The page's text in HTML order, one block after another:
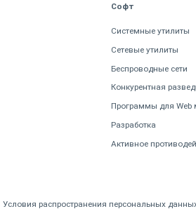
Софт
Системные утилиты
Сетевые утилиты
Беспроводные сети
Конкурентная
Программы для Web
Разработка
Активное
Условия распространения персональных